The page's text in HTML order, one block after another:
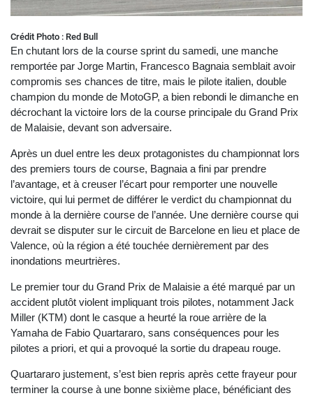
Crédit Photo : Red Bull
En chutant lors de la course sprint du samedi, une manche
remportée par Jorge Martin, Francesco Bagnaia semblait avoir
compromis ses chances de titre, mais le pilote italien, double
champion du monde de MotoGP, a bien rebondi le dimanche en
décrochant la victoire lors de la course principale du Grand Prix
de Malaisie, devant son adversaire.
Après un duel entre les deux protagonistes du championnat lors
des premiers tours de course, Bagnaia a fini par prendre
l’avantage, et à creuser l’écart pour remporter une nouvelle
victoire, qui lui permet de différer le verdict du championnat du
monde à la dernière course de l’année. Une dernière course qui
devrait se disputer sur le circuit de Barcelone en lieu et place de
Valence, où la région a été touchée dernièrement par des
inondations meurtrières.
Le premier tour du Grand Prix de Malaisie a été marqué par un
accident plutôt violent impliquant trois pilotes, notamment Jack
Miller (KTM) dont le casque a heurté la roue arrière de la
Yamaha de Fabio Quartararo, sans conséquences pour les
pilotes a priori, et qui a provoqué la sortie du drapeau rouge.
Quartararo justement, s’est bien repris après cette frayeur pour
terminer la course à une bonne sixième place, bénéficiant des